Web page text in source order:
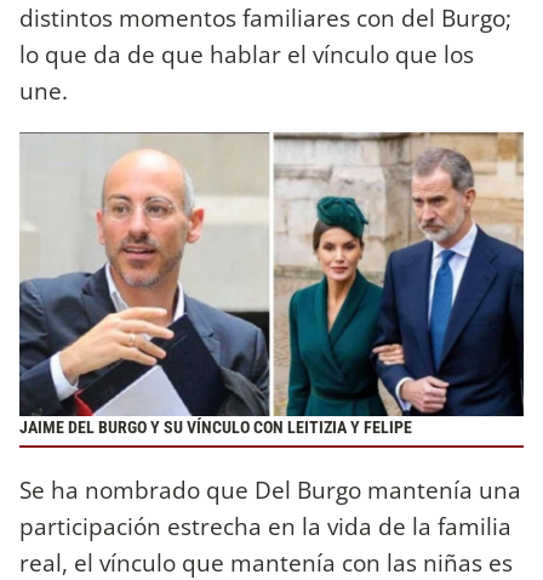
distintos momentos familiares con del Burgo;
lo que da de que hablar el vínculo que los
une.
JAIME DEL BURGO Y SU VÍNCULO CON LEITIZIA Y FELIPE
Se ha nombrado que Del Burgo mantenía una
participación estrecha en la vida de la familia
real, el vínculo que mantenía con las niñas es